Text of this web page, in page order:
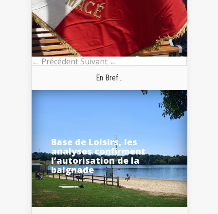
← Précédent Suivant ←
En Bref...
Base de Loisirs, les
analyses confirment
l’autorisation de la
baignade